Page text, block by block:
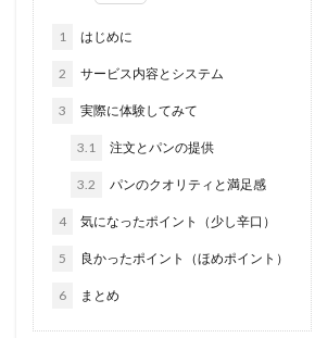
1 はじめに
2 サービス内容とシステム
3 実際に体験してみて
3.1 注文とパンの提供
3.2 パンのクオリティと満足感
4 気になったポイント（少し辛口）
5 良かったポイント（ほめポイント）
6 まとめ